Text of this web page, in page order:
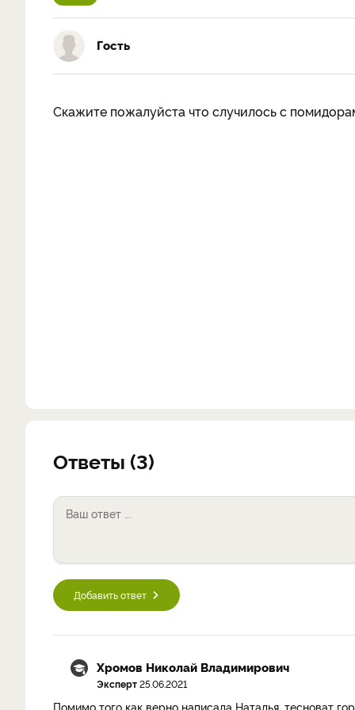
Гость
Скажите пожалуйста что случилось с
Ответы (3)
Добавить ответ
Хромов Николай Владимирович
Эксперт25.06.2021
Помимо того как верно написала Наталья, тесноват